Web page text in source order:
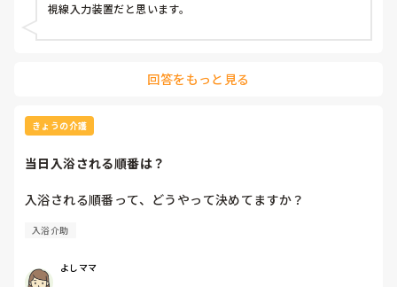
視線入力装置だと思います。
回答をもっと見る
きょうの介護
当日入浴される順番は？
入浴される順番って、どうやって決めてますか？
入浴介助
よしママ